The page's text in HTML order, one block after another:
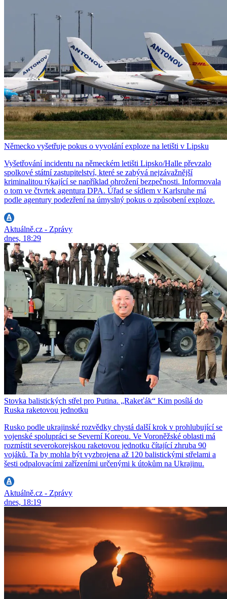
Německo vyšetřuje pokus o vyvolání exploze na letišti v Lipsku
Vyšetřování incidentu na německém letišti Lipsko/Halle převzalo
spolkové státní zastupitelství, které se zabývá nejzávažnější
kriminalitou týkající se například ohrožení bezpečnosti. Informovala
o tom ve čtvrtek agentura DPA. Úřad se sídlem v Karlsruhe má
podle agentury podezření na úmyslný pokus o způsobení exploze.
Aktuálně.cz - Zprávy
dnes, 18:29
Stovka balistických střel pro Putina. „Rakeťák“ Kim posílá do
Ruska raketovou jednotku
Rusko podle ukrajinské rozvědky chystá další krok v prohlubující se
vojenské spolupráci se Severní Koreou. Ve Voroněžské oblasti má
rozmístit severokorejskou raketovou jednotku čítající zhruba 90
vojáků. Ta by mohla být vyzbrojena až 120 balistickými střelami a
šesti odpalovacími zařízeními určenými k útokům na Ukrajinu.
Aktuálně.cz - Zprávy
dnes, 18:19